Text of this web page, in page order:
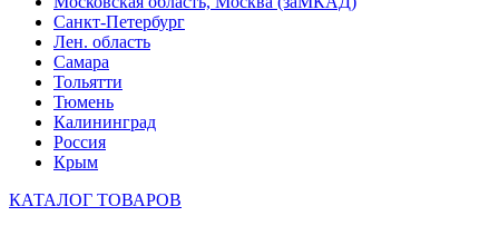
Санкт-Петербург
Лен. область
Самара
Тольятти
Тюмень
Калининград
Россия
Крым
КАТАЛОГ ТОВАРОВ